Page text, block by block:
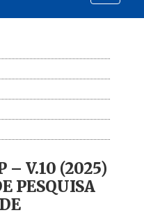
– V.10 (2025)
PESQUISA